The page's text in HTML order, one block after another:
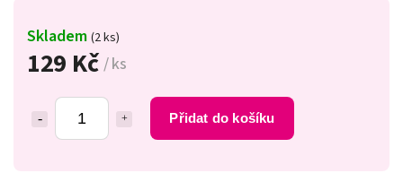
129 Kč / ks
Přidat do košíku
Skladem (2 ks)